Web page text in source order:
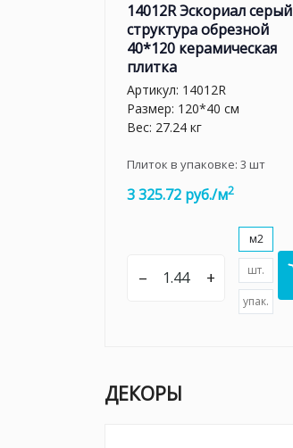
14012R Эскориал серый
структура обрезной
40*120 керамическая
плитка
Артикул: 14012R
Размер: 120*40 см
Вес: 27.24 кг
Плиток в упаковке: 3 шт
3 325.72 руб./м2
– +
м2
шт.
упак.
ДЕКОРЫ